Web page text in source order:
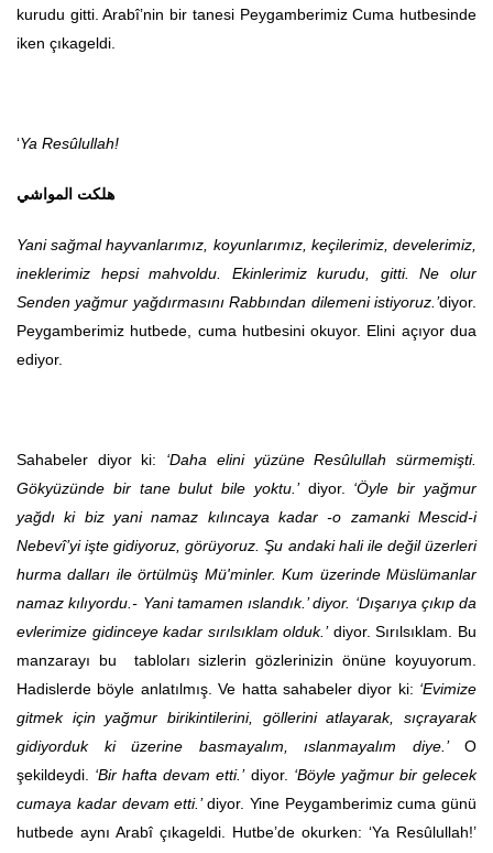
kurudu gitti. Arabî’nin bir tanesi Peygamberimiz Cuma hutbesinde
iken çıkageldi.
‘Ya Resûlullah!
هلكت المواشي
Yani sağmal hayvanlarımız, koyunlarımız, keçilerimiz, develerimiz,
ineklerimiz hepsi mahvoldu. Ekinlerimiz kurudu, gitti. Ne olur
Senden yağmur yağdırmasını Rabbından dilemeni istiyoruz.’diyor.
Peygamberimiz hutbede, cuma hutbesini okuyor. Elini açıyor dua
ediyor.
Sahabeler diyor ki: ‘Daha elini yüzüne Resûlullah sürmemişti.
Gökyüzünde bir tane bulut bile yoktu.’diyor. ‘Öyle bir yağmur
yağdı ki biz yani namaz kılıncaya kadar -o zamanki Mescid-i
Nebevî’yi işte gidiyoruz, görüyoruz. Şu andaki hali ile değil üzerleri
hurma dalları ile örtülmüş Mü'minler. Kum üzerinde Müslümanlar
namaz kılıyordu.- Yani tamamen ıslandık.’ diyor. ‘Dışarıya çıkıp da
evlerimize gidinceye kadar sırılsıklam olduk.’diyor. Sırılsıklam. Bu
manzarayı bu tabloları sizlerin gözlerinizin önüne koyuyorum.
Hadislerde böyle anlatılmış. Ve hatta sahabeler diyor ki: ‘Evimize
gitmek için yağmur birikintilerini, göllerini atlayarak, sıçrayarak
gidiyorduk ki üzerine basmayalım, ıslanmayalım diye.’O
şekildeydi. ‘Bir hafta devam etti.’diyor. ‘Böyle yağmur bir gelecek
cumaya kadar devam etti.’diyor. Yine Peygamberimiz cuma günü
hutbede aynı Arabî çıkageldi. Hutbe’de okurken: ‘Ya Resûlullah!’